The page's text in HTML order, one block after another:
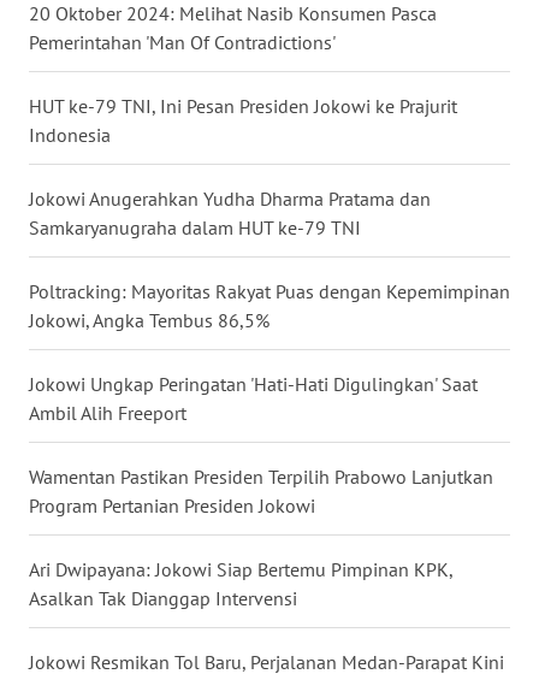
20 Oktober 2024: Melihat Nasib Konsumen Pasca
Pemerintahan 'Man Of Contradictions'
HUT ke-79 TNI, Ini Pesan Presiden Jokowi ke Prajurit
Indonesia
Jokowi Anugerahkan Yudha Dharma Pratama dan
Samkaryanugraha dalam HUT ke-79 TNI
Poltracking: Mayoritas Rakyat Puas dengan Kepemimpinan
Jokowi, Angka Tembus 86,5%
Jokowi Ungkap Peringatan 'Hati-Hati Digulingkan' Saat
Ambil Alih Freeport
Wamentan Pastikan Presiden Terpilih Prabowo Lanjutkan
Program Pertanian Presiden Jokowi
Ari Dwipayana: Jokowi Siap Bertemu Pimpinan KPK,
Asalkan Tak Dianggap Intervensi
Jokowi Resmikan Tol Baru, Perjalanan Medan-Parapat Kini
SULTENG
SULBAR
WN
BABEL
WN
SUMBAR
WN
SUMSEL
WN